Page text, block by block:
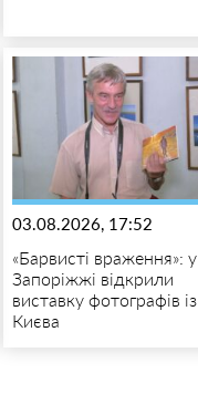
03.08.2026, 17:52
«Барвисті враження»: у
Запоріжжі відкрили
виставку фотографів із
Києва